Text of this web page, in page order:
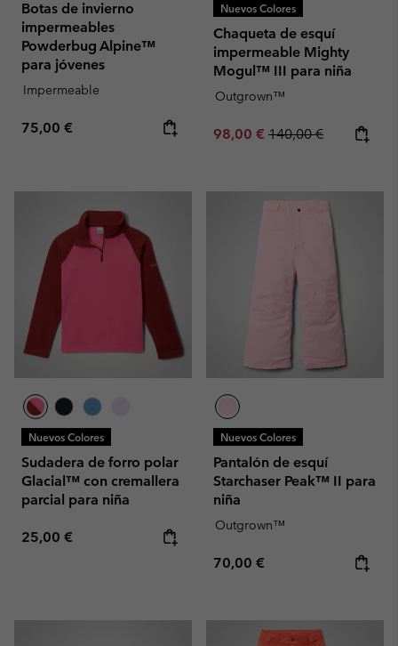
Botas de invierno
impermeables
Powderbug Alpine™
para jóvenes
Impermeable
Regular price:
75,00 €
Nuevos Colores
Chaqueta de esquí
impermeable Mighty
Mogul™ III para niña
Outgrown™
Sale price:
98,00 € Regular price:
140,00 €
Nuevos Colores
Sudadera de forro polar
Glacial™ con cremallera
parcial para niña
Regular price:
25,00 €
Nuevos Colores
Pantalón de esquí
Starchaser Peak™ II para
niña
Outgrown™
Regular price:
70,00 €